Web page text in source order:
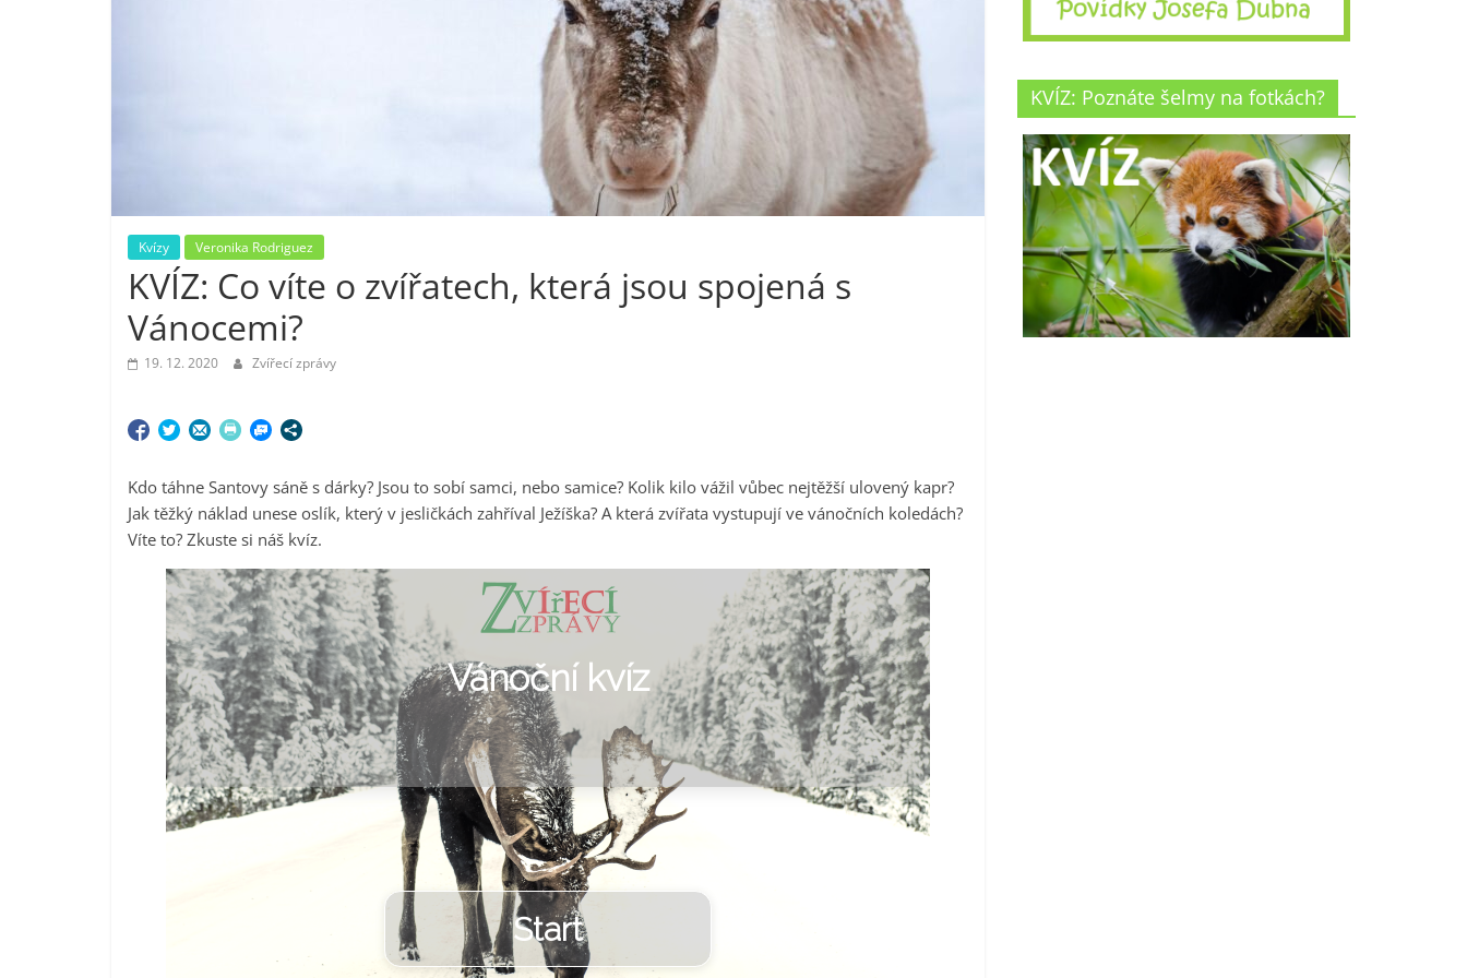
Kvízy Veronika Rodriguez
KVÍZ: Co víte o zvířatech, která jsou spojená s
Vánocemi?
19. 12. 2020 Zvířecí zprávy
Kdo táhne Santovy sáně s dárky? Jsou to sobí samci, nebo samice? Kolik kilo vážil vůbec nejtěžší ulovený kapr?
Jak těžký náklad unese oslík, který v jesličkách zahříval Ježíška? A která zvířata vystupují ve vánočních koledách?
Víte to? Zkuste si náš kvíz.
KVÍZ: Poznáte šelmy na fotkách?